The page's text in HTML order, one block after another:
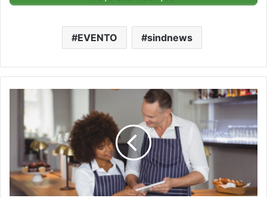
EVENTO sindnews
entre
SindRio
SIGABAM
foi
assinada
e